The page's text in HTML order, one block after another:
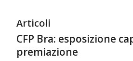
Articoli
CFP Bra: esposizione
premiazione